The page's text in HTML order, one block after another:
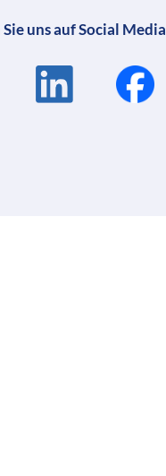
Sie uns auf Social Media